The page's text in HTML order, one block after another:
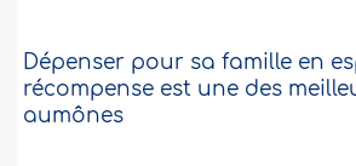
Mariage avec une femme
avoir commis la fornication
Il y a quatre ans, j’ai fait
Dépenser pour sa famille en
récompense est une des
aumônes